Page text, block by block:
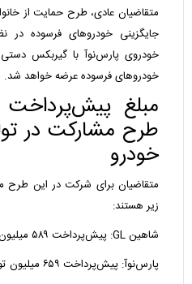
متقاضیان عادی، طرح حمایت از
جایگزینی خودرو‌های فرسوده
خودروی پارس‌نوآ با گیربکس
خودرو‌های فرسوده عرضه خواهد شد.
مبلغ
طرح مشارکت در
خودرو
متقاضیان برای شرکت در این طرح
زیر هستند:
شاهین GL: پیش‌پرداخت ۵۸۹ میلیون تومان.
پارس‌نوآ: پیش‌پرداخت ۶۵۹ میلیون تومان.